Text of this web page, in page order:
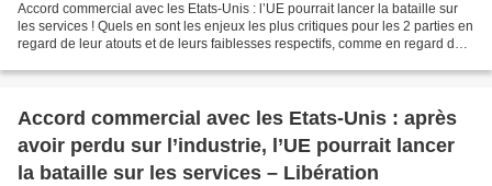
Accord commercial avec les Etats-Unis : l’UE pourrait lancer la bataille sur
les services ! Quels en sont les enjeux les plus critiques pour les 2 parties en
regard de leur atouts et de leurs faiblesses respectifs, comme en regard de
Accord commercial avec les Etats-Unis : après
avoir perdu sur l’industrie, l’UE pourrait lancer
la bataille sur les services – Libération